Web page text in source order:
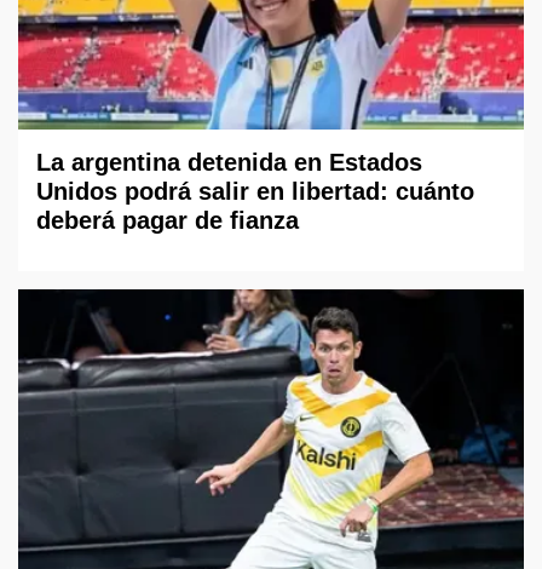
La argentina detenida en Estados
Unidos podrá salir en libertad: cuánto
deberá pagar de fianza